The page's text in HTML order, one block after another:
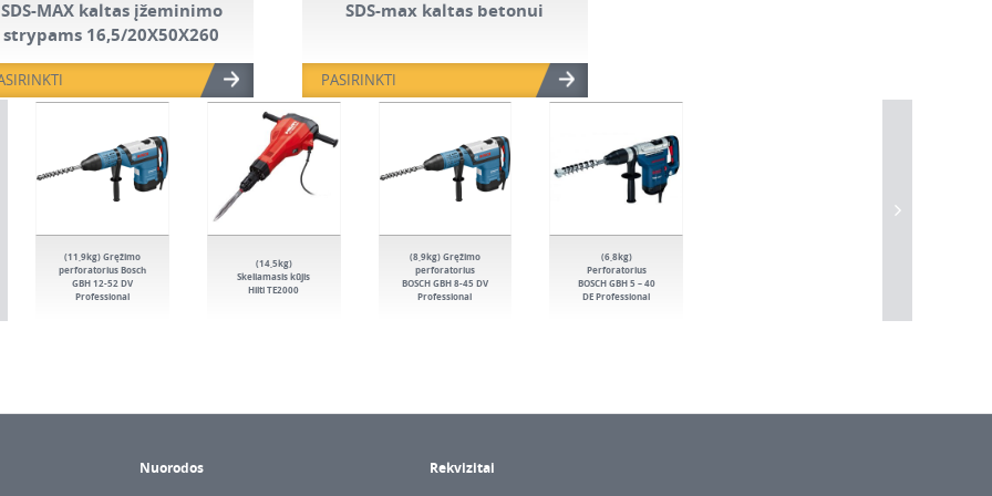
SDS-MAX kaltas įžeminimo
strypams 16,5/20X50X260
SDS-max kaltas betonui
PASIRINKTI
(11,9kg) Gręžimo
perforatorius Bosch
GBH 12-52 DV
Professional
(14,5kg)
Skeliamasis kūjis
Hilti TE2000
(8,9kg) Gręžimo
perforatorius
BOSCH GBH 8-45 DV
Professional
(6,8kg)
Perforatorius
BOSCH GBH 5 – 40
DE Professional
Nuorodos Rekvizitai